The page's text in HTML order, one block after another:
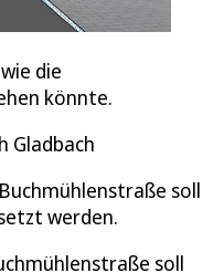
die
könnte.
Gladbach
soll
werden.
soll